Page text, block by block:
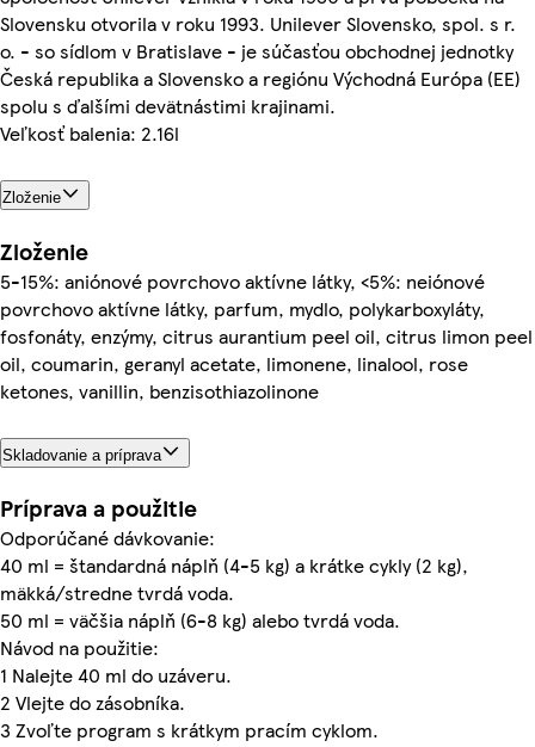
Slovensku otvorila v roku 1993. Unilever Slovensko, spol. s r.
o. - so sídlom v Bratislave - je súčasťou obchodnej jednotky
Česká republika a Slovensko a regiónu Východná Európa (EE)
spolu s ďalšími devätnástimi krajinami.
Veľkosť balenia: 2.16l
Zloženie
Zloženie
5-15%: aniónové povrchovo aktívne látky, <5%: neiónové
povrchovo aktívne látky, parfum, mydlo, polykarboxyláty,
fosfonáty, enzýmy, citrus aurantium peel oil, citrus limon peel
oil, coumarin, geranyl acetate, limonene, linalool, rose
ketones, vanillin, benzisothiazolinone
Skladovanie a príprava
Príprava a použitie
Odporúčané dávkovanie:
40 ml = štandardná náplň (4-5 kg) a krátke cykly (2 kg),
mäkká/stredne tvrdá voda.
50 ml = väčšia náplň (6-8 kg) alebo tvrdá voda.
Návod na použitie:
1 Nalejte 40 ml do uzáveru.
2 Vlejte do zásobníka.
3 Zvoľte program s krátkym pracím cyklom.